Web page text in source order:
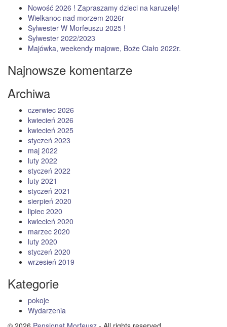
Nowość 2026 ! Zapraszamy dzieci na karuzelę!
Wielkanoc nad morzem 2026r
Sylwester W Morfeuszu 2025 !
Sylwester 2022/2023
Majówka, weekendy majowe, Boże Ciało 2022r.
Najnowsze komentarze
Archiwa
czerwiec 2026
kwiecień 2026
kwiecień 2025
styczeń 2023
maj 2022
luty 2022
styczeń 2022
luty 2021
styczeń 2021
sierpień 2020
lipiec 2020
kwiecień 2020
marzec 2020
luty 2020
styczeń 2020
wrzesień 2019
Kategorie
pokoje
Wydarzenia